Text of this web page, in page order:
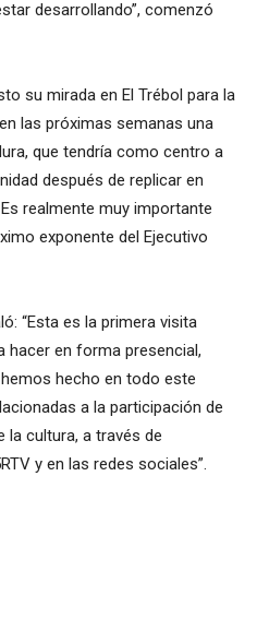
desarrollando”, comenzó
su mirada en El Trébol para la
las próximas semanas una
que tendría como centro a
después de replicar en
realmente muy importante
exponente del Ejecutivo
“Esta es la primera visita
hacer en forma presencial,
hecho en todo este
a la participación de
cultura, a través de
y en las redes sociales”.